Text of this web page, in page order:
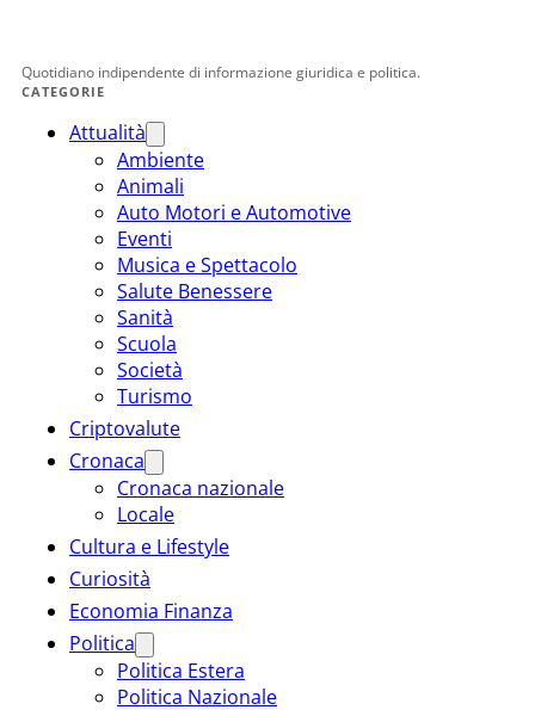
Quotidiano indipendente di informazione giuridica e politica.
CATEGORIE
Attualità
Ambiente
Animali
Auto Motori e Automotive
Eventi
Musica e Spettacolo
Salute Benessere
Sanità
Scuola
Società
Turismo
Criptovalute
Cronaca
Cronaca nazionale
Locale
Cultura e Lifestyle
Curiosità
Economia Finanza
Politica
Politica Estera
Politica Nazionale